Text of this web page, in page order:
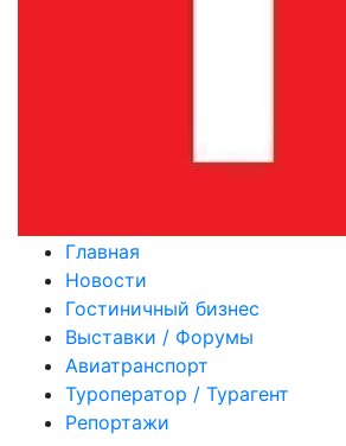
Главная
Новости
Гостиничный бизнес
Выставки / Форумы
Авиатранспорт
Туроператор / Турагент
Репортажи